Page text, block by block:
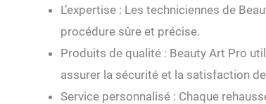
L’expertise : Les techniciennes de
procédure sûre et précise.
Produits de qualité : Beauty Art Pro
assurer la sécurité et la satisfaction
Service personnalisé : Chaque